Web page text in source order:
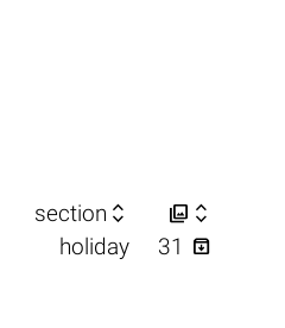
section   
holiday 31 